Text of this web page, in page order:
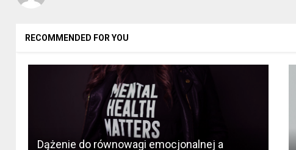
RECOMMENDED FOR YOU
Dążenie do równowagi emocjonalnej a